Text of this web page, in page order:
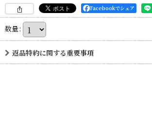
Facebookでシェア
数量:
返品特約に関する重要事項